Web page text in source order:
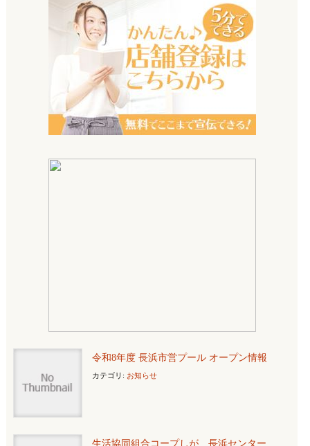
令和8年度 長浜市営プール オープン情報
カテゴリ: お知らせ
生活協同組合コープしが 長浜センター